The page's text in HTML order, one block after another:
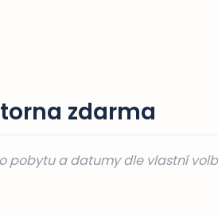
zdarma
pobytu a datumy dle vlastní